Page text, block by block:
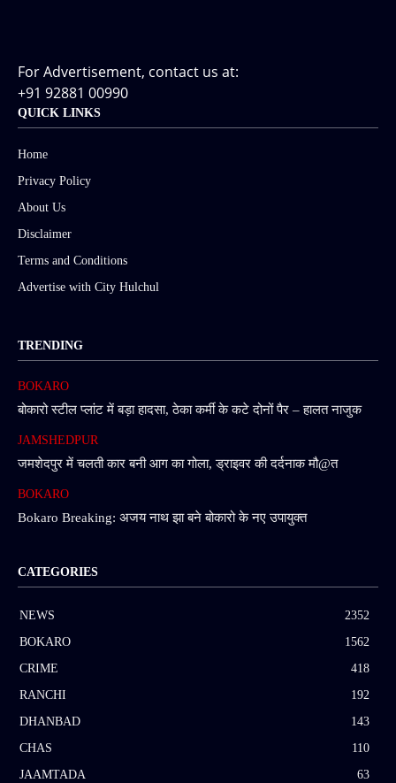
For Advertisement, contact us at:
+91 92881 00990
QUICK LINKS
Home
Privacy Policy
About Us
Disclaimer
Terms and Conditions
Advertise with City Hulchul
TRENDING
BOKARO
बोकारो स्टील प्लांट में बड़ा हादसा, ठेका कर्मी के कटे दोनों पैर – हालत नाजुक
JAMSHEDPUR
जमशेदपुर में चलती कार बनी आग का गोला, ड्राइवर की दर्दनाक मौ@त
BOKARO
Bokaro Breaking: अजय नाथ झा बने बोकारो के नए उपायुक्त
CATEGORIES
NEWS
2352
BOKARO
1562
CRIME
418
RANCHI
192
DHANBAD
143
CHAS
110
JAAMTADA
63